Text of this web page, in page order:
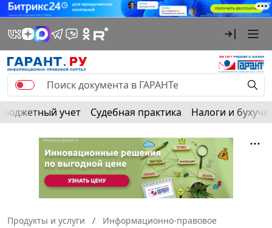
Бюджетный учет Судебная практика Налоги и
Продукты и услуги
Информационно-правовое